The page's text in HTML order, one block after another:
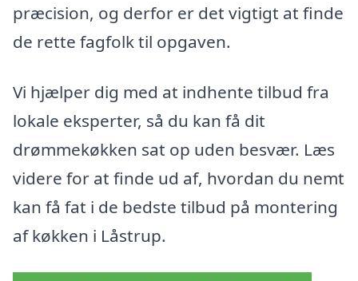
præcision, og derfor er det vigtigt at finde
de rette fagfolk til opgaven.
Vi hjælper dig med at indhente tilbud fra
lokale eksperter, så du kan få dit
drømmekøkken sat op uden besvær. Læs
videre for at finde ud af, hvordan du nemt
kan få fat i de bedste tilbud på montering
af køkken i Låstrup.